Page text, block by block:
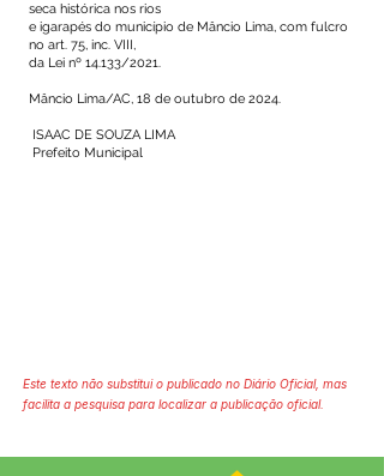
seca histórica nos rios
e igarapés do município de Mâncio Lima, com fulcro
no art. 75, inc. VIII,
da Lei nº 14.133/2021.
Mâncio Lima/AC, 18 de outubro de 2024.
ISAAC DE SOUZA LIMA
Prefeito Municipal
Este texto não substitui o publicado no Diário Oficial, mas
facilita a pesquisa para localizar a publicação oficial.